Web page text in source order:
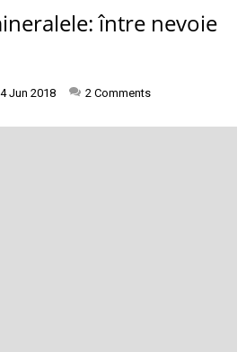
între nevoie
Jun 2018 2 Comments